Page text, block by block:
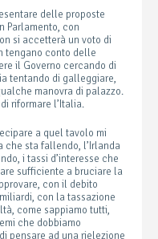
delle proposte
Parlamento, con
si accetterà un voto di
tengano conto delle
il Governo cercando di
tentando di galleggiare,
manovra di palazzo.
riformare l’Italia.
a quel tavolo mi
che sta fallendo, l’Irlanda
i tassi d’interesse che
sufficiente a bruciare la
con il debito
con la tassazione
come sappiamo tutti,
che dobbiamo
pensare ad una rielezione